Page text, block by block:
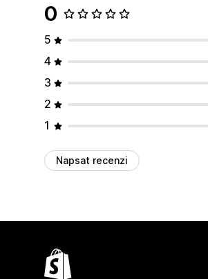
0
5
4
3
2
1
Napsat recenzi